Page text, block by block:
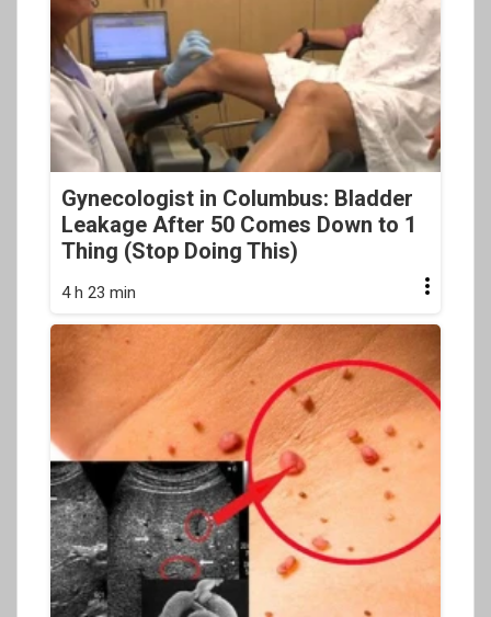
Gynecologist in Columbus: Bladder
Leakage After 50 Comes Down to 1
Thing (Stop Doing This)
4 h 23 min